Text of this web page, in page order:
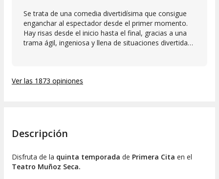
Se trata de una comedia divertidísima que consigue
enganchar al espectador desde el primer momento.
Hay risas desde el inicio hasta el final, gracias a una
trama ágil, ingeniosa y llena de situaciones divertidas
gran naturalidad y un excelente sentido del humor. La
una comedia capaz de sacar carcajadas sin perder el
ritmo.
Ver las 1873 opiniones
Descripción
Disfruta de la quinta temporada de Primera Cita en el
Teatro Muñoz Seca.